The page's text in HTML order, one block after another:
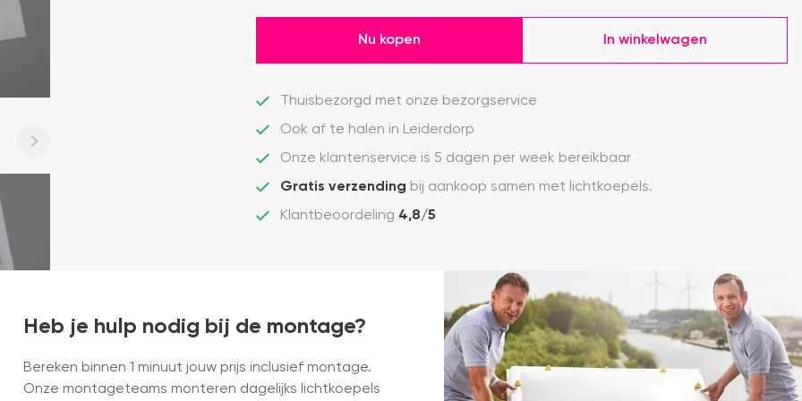
Nu kopen In winkelwagen
Thuisbezorgd met onze bezorgservice
Ook af te halen in Leiderdorp
Onze klantenservice is 5 dagen per week bereikbaar
Gratis verzending bij aankoop samen met lichtkoepels.
Klantbeoordeling 4,8/5
Heb je hulp nodig bij de montage?
Bereken binnen 1 minuut jouw prijs inclusief montage.
Onze montageteams monteren dagelijks lichtkoepels